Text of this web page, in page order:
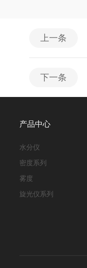
上一条
下一条
产品中心
水分仪
密度系列
雾度
旋光仪系列